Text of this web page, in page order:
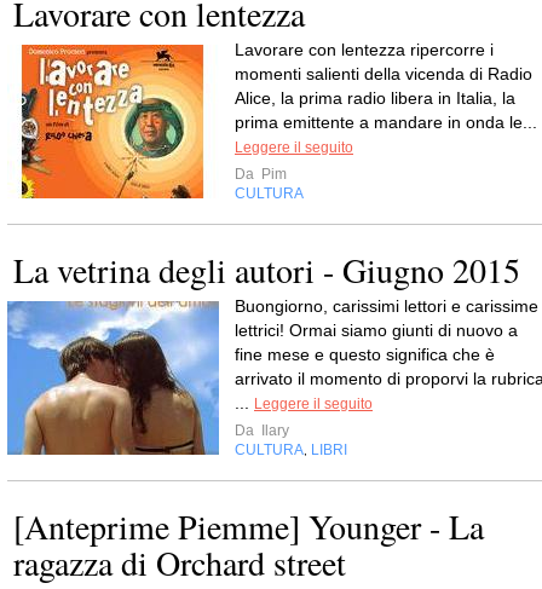
Lavorare con lentezza
Lavorare con lentezza ripercorre i
momenti salienti della vicenda di Radio
Alice, la prima radio libera in Italia, la
prima emittente a mandare in onda le...
Leggere il seguito
Da Pim
CULTURA
La vetrina degli autori - Giugno 2015
Buongiorno, carissimi lettori e carissime
lettrici! Ormai siamo giunti di nuovo a
fine mese e questo significa che è
arrivato il momento di proporvi la
Leggere il seguito
Da
Ilary
CULTURA LIBRI
[Anteprime Piemme] Younger - La
ragazza di Orchard street